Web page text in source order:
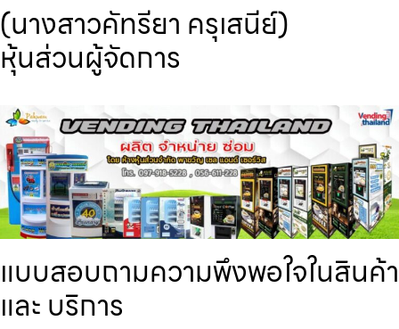
(นางสาวคัทรียา ครุเสนีย์)
หุ้นส่วนผู้จัดการ
แบบสอบถามความพึงพอใจในสินค้า
และ บริการ